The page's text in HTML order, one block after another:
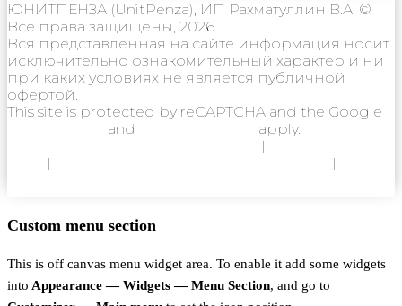
ЮНИТПЕНЗА (UnitPenza), ИП Рахматуллин В.А. ©
Все права защищены, 2026
Вся представленная на сайте информация носит
исключительно ознакомительный характер и ни
при каких условиях не является публичной
офертой.
This site is protected by reCAPTCHA and the Google
and
apply.
|
|
|
Custom menu section
This is off canvas menu widget area. To enable it add some widgets
into Appearance — Widgets — Menu Section, and go to